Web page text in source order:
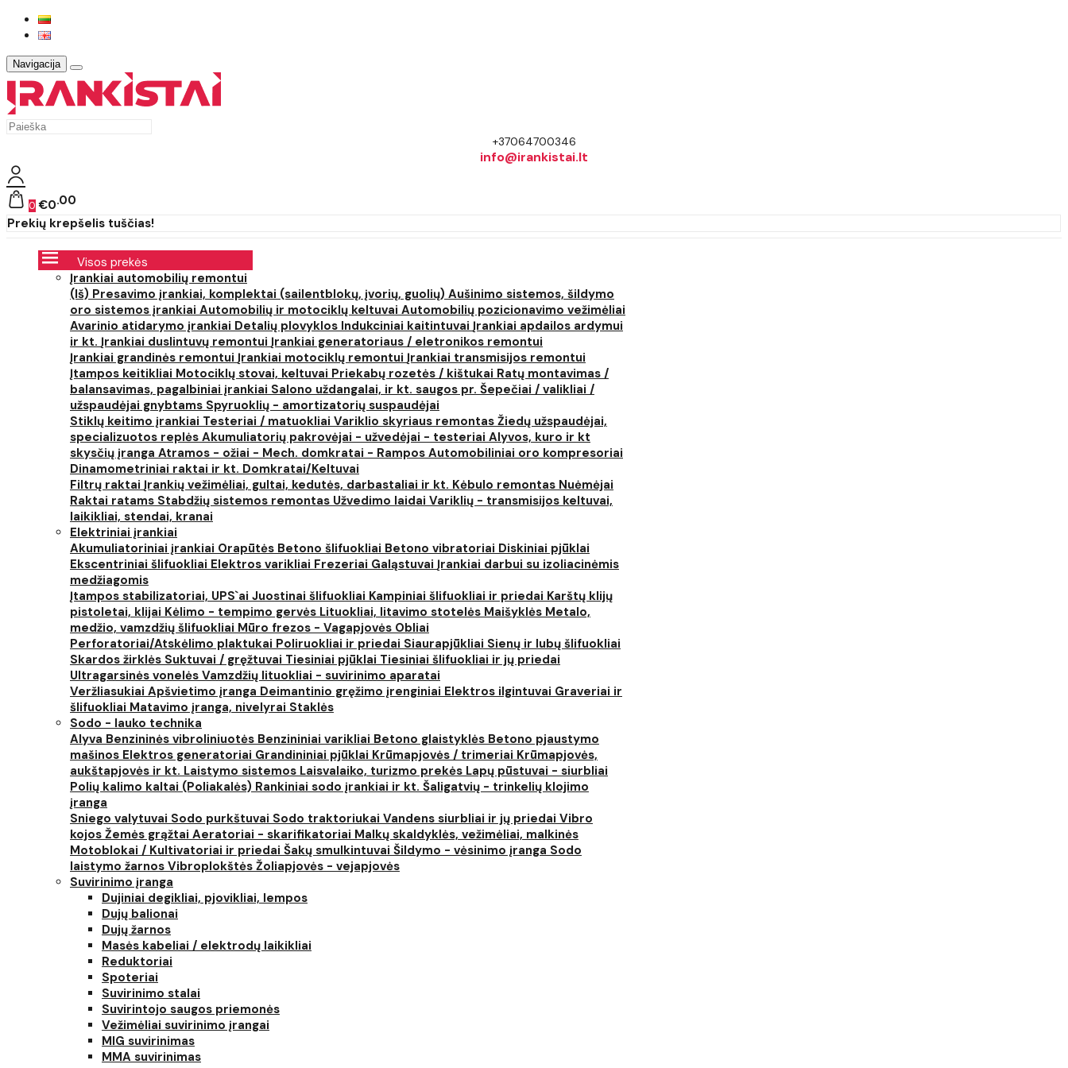
Navigacija
+37064700346
info@irankistai.lt
0 €0 00
Prekių krepšelis tuščias!
Visos prekės
Įrankiai automobilių remontui
(Iš) Presavimo įrankiai, komplektai (sailentblokų, įvorių, guolių) Aušinimo sistemos, šildymo
oro sistemos įrankiai Automobilių ir motociklų keltuvai Automobilių pozicionavimo vežimėliai
Avarinio atidarymo įrankiai Detalių plovyklos Indukciniai kaitintuvai Įrankiai apdailos ardymui
ir kt. Įrankiai duslintuvų remontui Įrankiai generatoriaus / eletronikos remontui
Įrankiai grandinės remontui Įrankiai motociklų remontui Įrankiai transmisijos remontui
Įtampos keitikliai Motociklų stovai, keltuvai Priekabų rozetės / kištukai Ratų montavimas /
balansavimas, pagalbiniai įrankiai Salono uždangalai, ir kt. saugos pr. Šepečiai / valikliai /
užspaudėjai gnybtams Spyruoklių - amortizatorių suspaudėjai
Stiklų keitimo įrankiai Testeriai / matuokliai Variklio skyriaus remontas Žiedų užspaudėjai,
specializuotos replės Akumuliatorių pakrovėjai - užvedėjai - testeriai Alyvos, kuro ir kt
skysčių įranga Atramos - ožiai - Mech. domkratai - Rampos Automobiliniai oro kompresoriai
Dinamometriniai raktai ir kt. Domkratai/Keltuvai
Filtrų raktai Įrankių vežimėliai, gultai, kedutės, darbastaliai ir kt. Kėbulo remontas Nuėmėjai
Raktai ratams Stabdžių sistemos remontas Užvedimo laidai Variklių - transmisijos keltuvai,
laikikliai, stendai, kranai
Elektriniai įrankiai
Akumuliatoriniai įrankiai Orapūtės Betono šlifuokliai Betono vibratoriai Diskiniai pjūklai
Ekscentriniai šlifuokliai Elektros varikliai Frezeriai Galąstuvai Įrankiai darbui su izoliacinėmis
medžiagomis
Įtampos stabilizatoriai, UPS`ai Juostinai šlifuokliai Kampiniai šlifuokliai ir priedai Karštų klijų
pistoletai, klijai Kėlimo - tempimo gervės Lituokliai, litavimo stotelės Maišyklės Metalo,
medžio, vamzdžių šlifuokliai Mūro frezos - Vagapjovės Obliai
Perforatoriai/Atskėlimo plaktukai Poliruokliai ir priedai Siaurapjūkliai Sienų ir lubų šlifuokliai
Skardos žirklės Suktuvai / gręžtuvai Tiesiniai pjūklai Tiesiniai šlifuokliai ir jų priedai
Ultragarsinės vonelės Vamzdžių lituokliai - suvirinimo aparatai
Veržliasukiai Apšvietimo įranga Deimantinio gręžimo įrenginiai Elektros ilgintuvai Graveriai ir
šlifuokliai Matavimo įranga, nivelyrai Staklės
Sodo - lauko technika
Alyva Benzininės vibroliniuotės Benzininiai varikliai Betono glaistyklės Betono pjaustymo
mašinos Elektros generatoriai Grandininiai pjūklai Krūmapjovės / trimeriai Krūmapjovės,
aukštapjovės ir kt. Laistymo sistemos Laisvalaiko, turizmo prekės Lapų pūstuvai - siurbliai
Polių kalimo kaltai (Poliakalės) Rankiniai sodo įrankiai ir kt. Šaligatvių - trinkelių klojimo
įranga
Sniego valytuvai Sodo purkštuvai Sodo traktoriukai Vandens siurbliai ir jų priedai Vibro
kojos Žemės grąžtai Aeratoriai - skarifikatoriai Malkų skaldyklės, vežimėliai, malkinės
Motoblokai / Kultivatoriai ir priedai Šakų smulkintuvai Šildymo - vėsinimo įranga Sodo
laistymo žarnos Vibroplokštės Žoliapjovės - vejapjovės
Suvirinimo įranga
Dujiniai degikliai, pjovikliai, lempos
Dujų balionai
Dujų žarnos
Masės kabeliai / elektrodų laikikliai
Reduktoriai
Spoteriai
Suvirinimo stalai
Suvirintojo saugos priemonės
Vežimėliai suvirinimo įrangai
MIG suvirinimas
MMA suvirinimas